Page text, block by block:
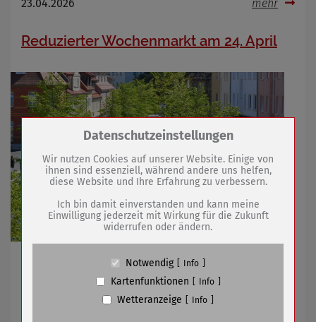
23.04.2026 mehr
Reduzierter Wochenmarkt am 24. April
Gartenmarkt an zwei Tagen in der Innenstadt
Zum Betrieb der Seite notwendige Cookies /
Name
PHP Session Cookie
Anbieter
Eigentümer dieser Website (Wenko-
Wenselaar GmbH & Co. KG)
Absicherung Kontaktformular / SPAM
Cookiespeicherung Entscheidungscookie
Datenschutzeinstellungen
Wir nutzen Cookies auf unserer Website. Einige von
ihnen sind essenziell, während andere uns helfen,
diese Website und Ihre Erfahrung zu verbessern.
Ich bin damit einverstanden und kann meine
Einwilligung jederzeit mit Wirkung für die Zukunft
widerrufen oder ändern.
Notwendig Info
Kartenfunktionen Info
Wetteranzeige Info